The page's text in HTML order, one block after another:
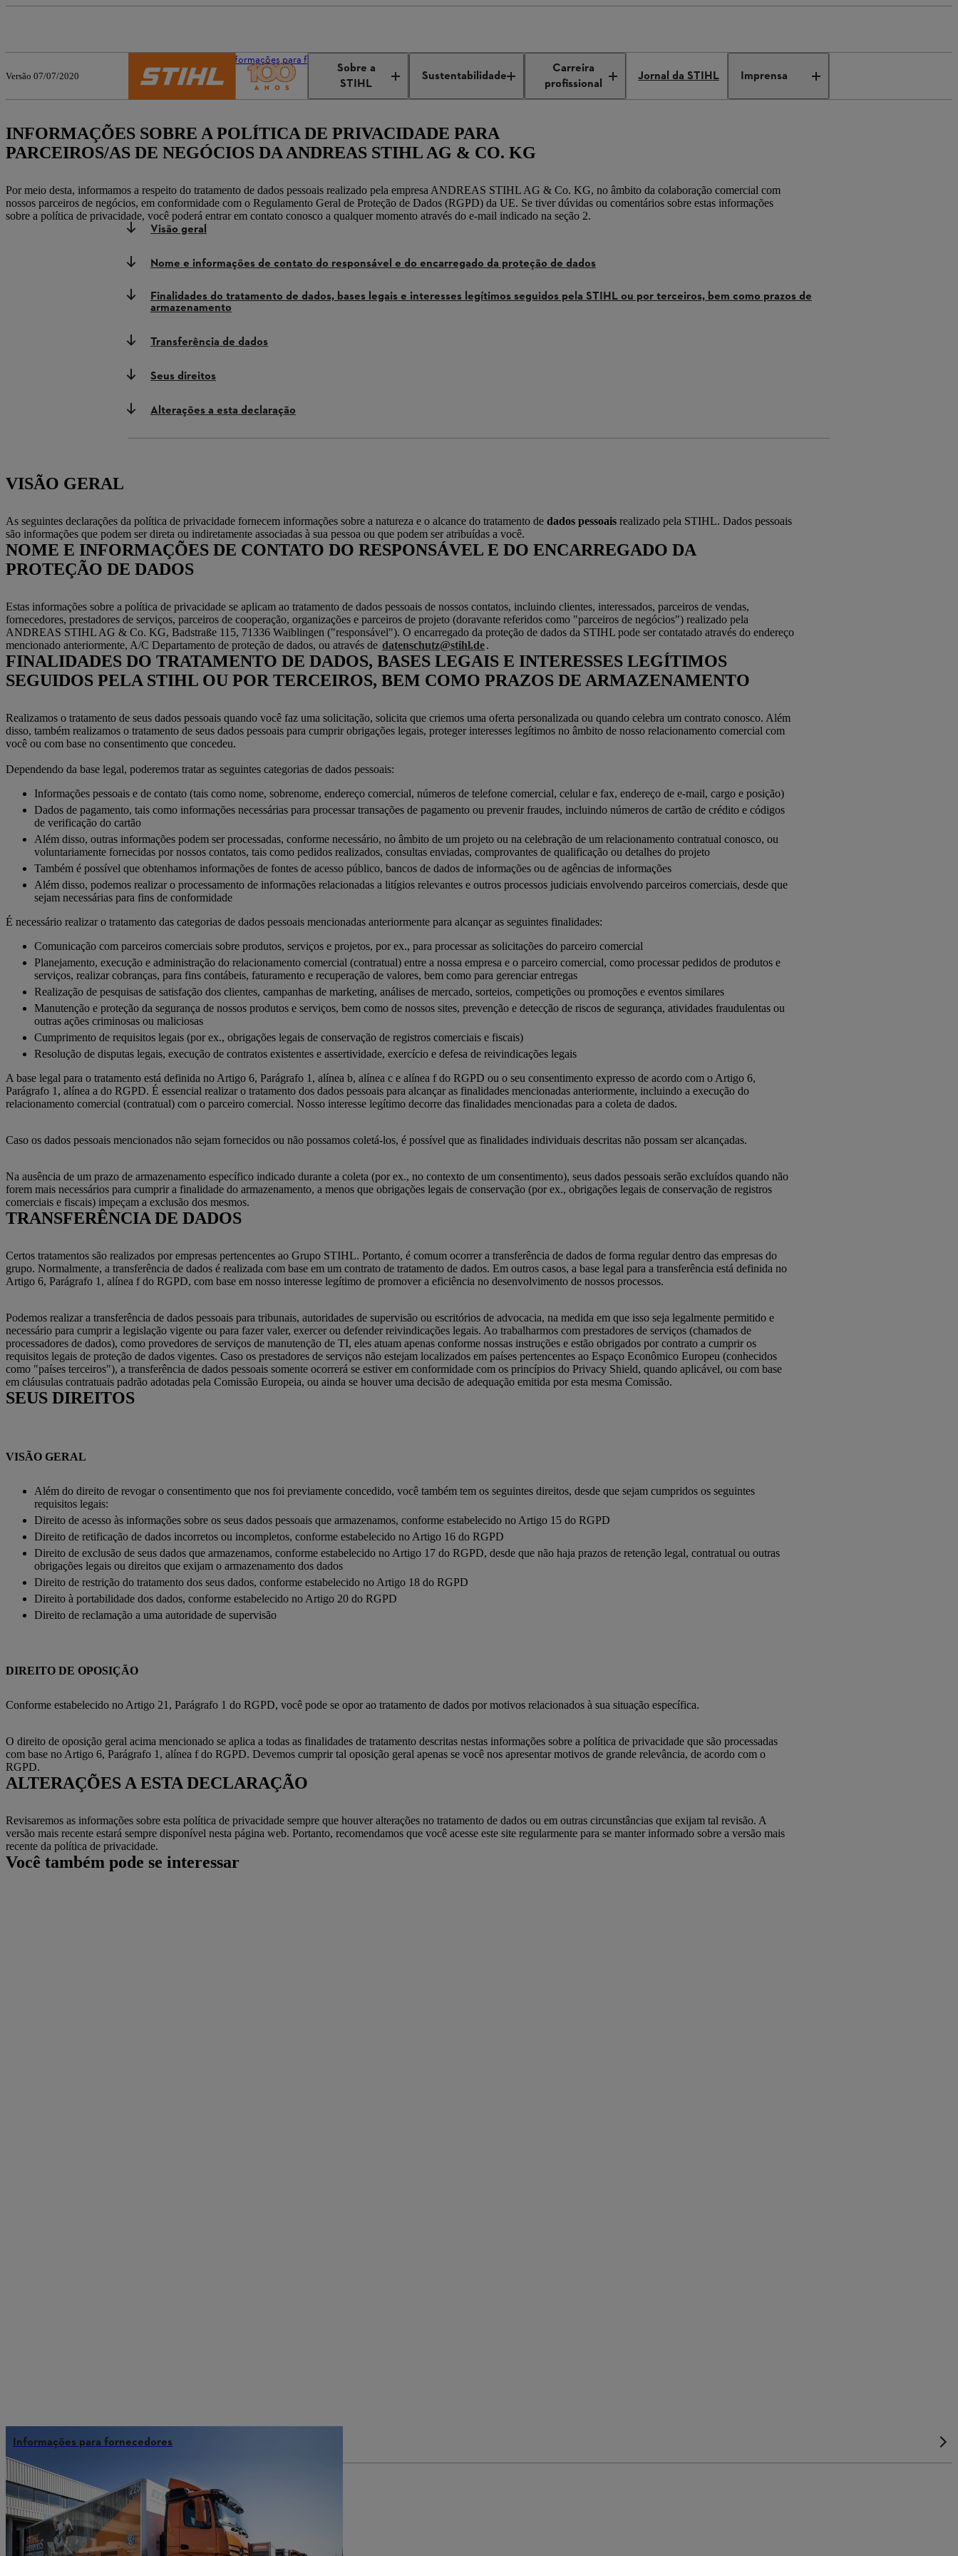
Sobre a
STIHL
Sustentabilidade
Carreira
profissional
Jornal da STIHL Imprensa
Informações para fornecedores Política de privacidade para fornecedores
Versão 07/07/2020
INFORMAÇÕES SOBRE A POLÍTICA DE PRIVACIDADE PARA
PARCEIROS/AS DE NEGÓCIOS DA ANDREAS STIHL AG & CO. KG
Por meio desta, informamos a respeito do tratamento de dados pessoais realizado pela empresa ANDREAS STIHL AG & Co. KG, no âmbito da colaboração comercial com
nossos parceiros de negócios, em conformidade com o Regulamento Geral de Proteção de Dados (RGPD) da UE. Se tiver dúvidas ou comentários sobre estas informações
sobre a política de privacidade, você poderá entrar em contato conosco a qualquer momento através do e-mail indicado na seção 2.
Visão geral
Nome e informações de contato do responsável e do encarregado da proteção de dados
Finalidades do tratamento de dados, bases legais e interesses legítimos seguidos pela STIHL ou por terceiros, bem como prazos de
armazenamento
Transferência de dados
Seus direitos
Alterações a esta declaração
VISÃO GERAL
As seguintes declarações da política de privacidade fornecem informações sobre a natureza e o alcance do tratamento de dados pessoais realizado pela STIHL. Dados pessoais
são informações que podem ser direta ou indiretamente associadas à sua pessoa ou que podem ser atribuídas a você.
NOME E INFORMAÇÕES DE CONTATO DO RESPONSÁVEL E DO ENCARREGADO DA
PROTEÇÃO DE DADOS
Estas informações sobre a política de privacidade se aplicam ao tratamento de dados pessoais de nossos contatos, incluindo clientes, interessados, parceiros de vendas,
fornecedores, prestadores de serviços, parceiros de cooperação, organizações e parceiros de projeto (doravante referidos como "parceiros de negócios") realizado pela
ANDREAS STIHL AG & Co. KG, Badstraße 115, 71336 Waiblingen ("responsável"). O encarregado da proteção de dados da STIHL pode ser contatado através do endereço
mencionado anteriormente, A/C Departamento de proteção de dados, ou através de datenschutz@stihl.de.
FINALIDADES DO TRATAMENTO DE DADOS, BASES LEGAIS E INTERESSES LEGÍTIMOS
SEGUIDOS PELA STIHL OU POR TERCEIROS, BEM COMO PRAZOS DE ARMAZENAMENTO
Realizamos o tratamento de seus dados pessoais quando você faz uma solicitação, solicita que criemos uma oferta personalizada ou quando celebra um contrato conosco. Além
disso, também realizamos o tratamento de seus dados pessoais para cumprir obrigações legais, proteger interesses legítimos no âmbito de nosso relacionamento comercial com
você ou com base no consentimento que concedeu.
Dependendo da base legal, poderemos tratar as seguintes categorias de dados pessoais:
Informações pessoais e de contato (tais como nome, sobrenome, endereço comercial, números de telefone comercial, celular e fax, endereço de e-mail, cargo e posição)
Dados de pagamento, tais como informações necessárias para processar transações de pagamento ou prevenir fraudes, incluindo números de cartão de crédito e códigos
de verificação do cartão
Além disso, outras informações podem ser processadas, conforme necessário, no âmbito de um projeto ou na celebração de um relacionamento contratual conosco, ou
voluntariamente fornecidas por nossos contatos, tais como pedidos realizados, consultas enviadas, comprovantes de qualificação ou detalhes do projeto
Também é possível que obtenhamos informações de fontes de acesso público, bancos de dados de informações ou de agências de informações
Além disso, podemos realizar o processamento de informações relacionadas a litígios relevantes e outros processos judiciais envolvendo parceiros comerciais, desde que
sejam necessárias para fins de conformidade
É necessário realizar o tratamento das categorias de dados pessoais mencionadas anteriormente para alcançar as seguintes finalidades:
Comunicação com parceiros comerciais sobre produtos, serviços e projetos, por ex., para processar as solicitações do parceiro comercial
Planejamento, execução e administração do relacionamento comercial (contratual) entre a nossa empresa e o parceiro comercial, como processar pedidos de produtos e
serviços, realizar cobranças, para fins contábeis, faturamento e recuperação de valores, bem como para gerenciar entregas
Realização de pesquisas de satisfação dos clientes, campanhas de marketing, análises de mercado, sorteios, competições ou promoções e eventos similares
Manutenção e proteção da segurança de nossos produtos e serviços, bem como de nossos sites, prevenção e detecção de riscos de segurança, atividades fraudulentas ou
outras ações criminosas ou maliciosas
Cumprimento de requisitos legais (por ex., obrigações legais de conservação de registros comerciais e fiscais)
Resolução de disputas legais, execução de contratos existentes e assertividade, exercício e defesa de reivindicações legais
A base legal para o tratamento está definida no Artigo 6, Parágrafo 1, alínea b, alínea c e alínea f do RGPD ou o seu consentimento expresso de acordo com o Artigo 6,
Parágrafo 1, alínea a do RGPD. É essencial realizar o tratamento dos dados pessoais para alcançar as finalidades mencionadas anteriormente, incluindo a execução do
relacionamento comercial (contratual) com o parceiro comercial. Nosso interesse legítimo decorre das finalidades mencionadas para a coleta de dados.
Caso os dados pessoais mencionados não sejam fornecidos ou não possamos coletá-los, é possível que as finalidades individuais descritas não possam ser alcançadas.
Na ausência de um prazo de armazenamento específico indicado durante a coleta (por ex., no contexto de um consentimento), seus dados pessoais serão excluídos quando não
forem mais necessários para cumprir a finalidade do armazenamento, a menos que obrigações legais de conservação (por ex., obrigações legais de conservação de registros
comerciais e fiscais) impeçam a exclusão dos mesmos.
TRANSFERÊNCIA DE DADOS
Certos tratamentos são realizados por empresas pertencentes ao Grupo STIHL. Portanto, é comum ocorrer a transferência de dados de forma regular dentro das empresas do
grupo. Normalmente, a transferência de dados é realizada com base em um contrato de tratamento de dados. Em outros casos, a base legal para a transferência está definida no
Artigo 6, Parágrafo 1, alínea f do RGPD, com base em nosso interesse legítimo de promover a eficiência no desenvolvimento de nossos processos.
Podemos realizar a transferência de dados pessoais para tribunais, autoridades de supervisão ou escritórios de advocacia, na medida em que isso seja legalmente permitido e
necessário para cumprir a legislação vigente ou para fazer valer, exercer ou defender reivindicações legais. Ao trabalharmos com prestadores de serviços (chamados de
processadores de dados), como provedores de serviços de manutenção de TI, eles atuam apenas conforme nossas instruções e estão obrigados por contrato a cumprir os
requisitos legais de proteção de dados vigentes. Caso os prestadores de serviços não estejam localizados em países pertencentes ao Espaço Econômico Europeu (conhecidos
como "países terceiros"), a transferência de dados pessoais somente ocorrerá se estiver em conformidade com os princípios do Privacy Shield, quando aplicável, ou com base
em cláusulas contratuais padrão adotadas pela Comissão Europeia, ou ainda se houver uma decisão de adequação emitida por esta mesma Comissão.
SEUS DIREITOS
VISÃO GERAL
Além do direito de revogar o consentimento que nos foi previamente concedido, você também tem os seguintes direitos, desde que sejam cumpridos os seguintes
requisitos legais:
Direito de acesso às informações sobre os seus dados pessoais que armazenamos, conforme estabelecido no Artigo 15 do RGPD
Direito de retificação de dados incorretos ou incompletos, conforme estabelecido no Artigo 16 do RGPD
Direito de exclusão de seus dados que armazenamos, conforme estabelecido no Artigo 17 do RGPD, desde que não haja prazos de retenção legal, contratual ou outras
obrigações legais ou direitos que exijam o armazenamento dos dados
Direito de restrição do tratamento dos seus dados, conforme estabelecido no Artigo 18 do RGPD
Direito à portabilidade dos dados, conforme estabelecido no Artigo 20 do RGPD
Direito de reclamação a uma autoridade de supervisão
DIREITO DE OPOSIÇÃO
Conforme estabelecido no Artigo 21, Parágrafo 1 do RGPD, você pode se opor ao tratamento de dados por motivos relacionados à sua situação específica.
O direito de oposição geral acima mencionado se aplica a todas as finalidades de tratamento descritas nestas informações sobre a política de privacidade que são processadas
com base no Artigo 6, Parágrafo 1, alínea f do RGPD. Devemos cumprir tal oposição geral apenas se você nos apresentar motivos de grande relevância, de acordo com o
RGPD.
ALTERAÇÕES A ESTA DECLARAÇÃO
Revisaremos as informações sobre esta política de privacidade sempre que houver alterações no tratamento de dados ou em outras circunstâncias que exijam tal revisão. A
versão mais recente estará sempre disponível nesta página web. Portanto, recomendamos que você acesse este site regularmente para se manter informado sobre a versão mais
recente da política de privacidade.
Você também pode se interessar
Informações para fornecedores